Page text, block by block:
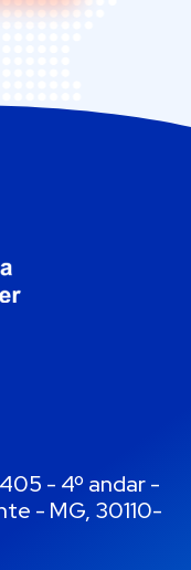
- 4º andar -
- MG, 30110-